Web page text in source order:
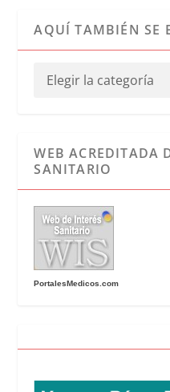
AQUÍ TAMBIÉN SE
WEB ACREDITADA
SANITARIO
PortalesMedicos.com